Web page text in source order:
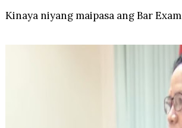
Kinaya niyang maipasa ang Bar